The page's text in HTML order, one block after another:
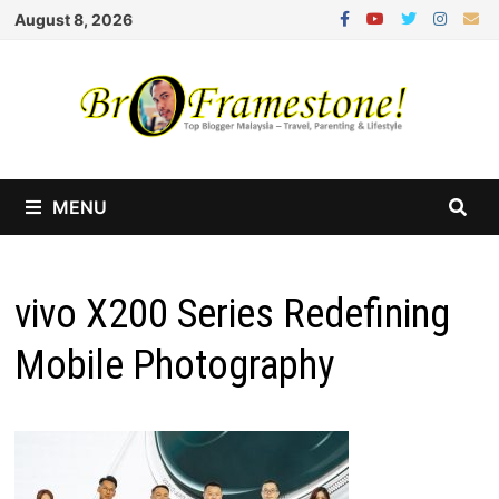
Skip
August 8, 2026
MENU
vivo X200 Series Redefining
Mobile Photography